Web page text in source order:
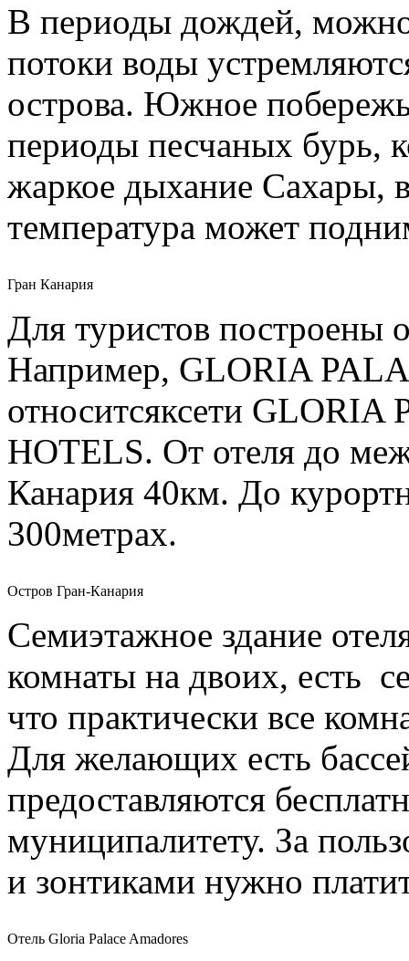
В периоды дождей,
потоки воды
острова. Южное
периоды песчаных бурь,
жаркое дыхание Сахары,
температура может
Гран Канария
Для туристов построены
Например, GLORIA
относитсяксети
HOTELS. От отеля до
Канария 40км. До
300метрах.
Остров Гран-Канария
Семиэтажное здание
комнаты на двоих, есть
что практически все
Для желающих есть
предоставляются
муниципалитету. За
и зонтиками нужно
Отель Gloria Palace Amadores